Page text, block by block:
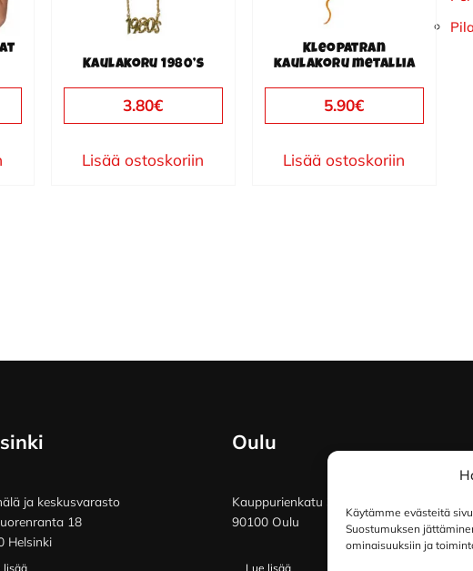
Käytämme evästeitä
Suostumuksen
ominaisuuksiin ja
Kaulakoru 1980’s
3.80€
Lisää ostoskoriin
Kleopatran
kaulakoru metallia
5.90€
Lisää ostoskoriin
ja keskusvarasto
18
Helsinki
lisää
Oulu
Kauppurienkatu 34
90100 Oulu
Lue lisää